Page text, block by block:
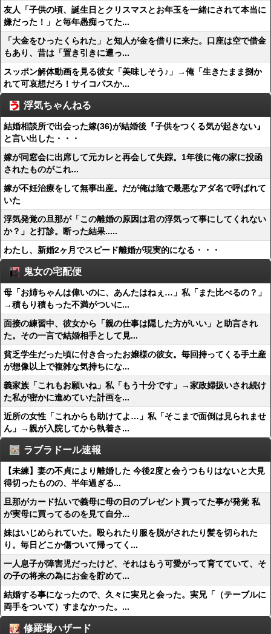
友人「子供の頃、誕生日とクリスマスとお年玉を一緒にされて本当に
嫌だった！」と毎年愚痴ってた...
「大金をひったくられた」と知人が金を借りに来た。口座は空で借金
もあり、昔は「置き引きに遭っ...
スッポン解体動画を見る彼女「美味しそう♪」→俺「生きたまま捌か
れて可哀想だろ！サイコパスか...
浮気ちゃんねる
結婚相談所で出会った嫁(36)が結婚後『子供をつくる気が起きない』
と言い出した・・・
嫁が同窓会に出席して元カレと再会して失踪。1年後に俺の家に投函
されたものがこれ...
嫁が不妊治療をして無事出産。だが俺は陰で最悪なアダ名で呼ばれて
いた
浮気発覚の旦那が「この離婚の原因は君の浮気って事にしてくれない
か？」と打診。断った結果.....
わたし、新婚2ヶ月でスピード離婚が現実的になる・・・
鬼女の宅配便
母「お姉ちゃんは偉いのに、あんたはねぇ…」私「また比べるの？」
→積もり積もった不満がついに...
面接の練習中、彼女から「親の仕事は隠した方がいい」と助言され
た。その一言で結婚相手として見...
貧乏学生だった頃に付き合ったお嬢様の彼女。毎回持ってくる手土産
が想像以上で複雑な気持ちにな...
義家族「これもお願いね」私「もう十分です」→家政婦扱いされ続け
た私が密かに進めていた計画を...
近所の女性「これからも助けてよ…」私「そこまで面倒は見られませ
ん」→親が入院してから執着さ...
ラブラドール速報
【未練】妻の不貞により離婚した 今後2度と会うつもりはないと大見
得切ったものの、半年過ぎる...
旦那がカード払いで義母に母の日のプレゼント買ってた事が発覚 私
が実母に買ってるのを見て自分...
妹はいじめられていた。殴られたり服を脱がされたり髪を切られた
り。毎日どこか傷ついて帰ってく...
一人息子が障害児だったけど、それはもう可愛がって育てていて、そ
の子の将来の為にお金を貯めて...
結婚する事になったので、久々に実兄と会った。実兄「（テーブルに
両手をついて）すまなかった。...
修羅場ハザード